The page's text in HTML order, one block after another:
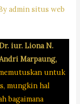
admin situs web
iur. Liona N.
Marpaung,
untuk
mungkin hal
bagaimana